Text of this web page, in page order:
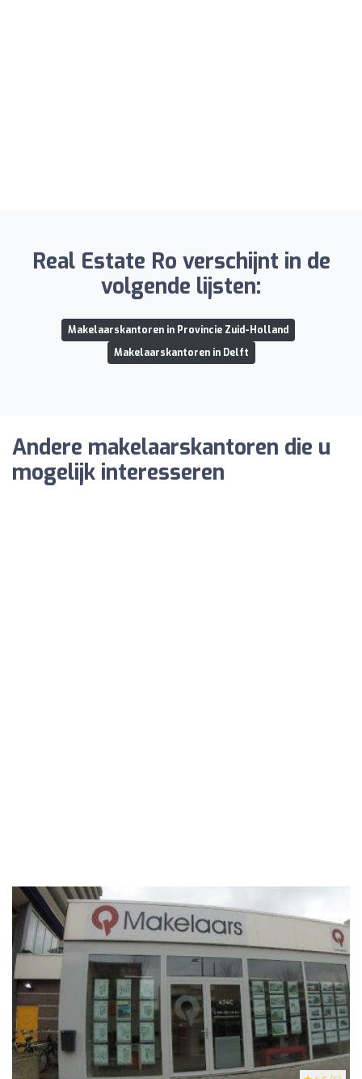
Real Estate Ro verschijnt in de
volgende lijsten:
Makelaarskantoren in Provincie Zuid-Holland
Makelaarskantoren in Delft
Andere makelaarskantoren die u
mogelijk interesseren